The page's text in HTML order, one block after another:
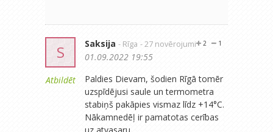
S
Atbildēt
Saksija - Rīga - 27 novērojumi 1
2
01.09.2022 19:55
Paldies Dievam, šodien Rīgā tomēr
uzspīdējusi saule un termometra
stabiņš pakāpies vismaz līdz +14°C.
Nākamnedēļ ir pamatotas cerības